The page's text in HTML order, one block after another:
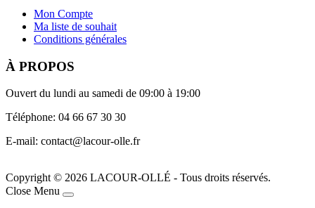
Mon Compte
Ma liste de souhait
Conditions générales
À PROPOS
Ouvert du lundi au samedi de 09:00 à 19:00
Téléphone: 04 66 67 30 30
E-mail: contact@lacour-olle.fr
Copyright © 2026 LACOUR-OLLÉ - Tous droits réservés.
Joomla! 3 Templates
Close Menu